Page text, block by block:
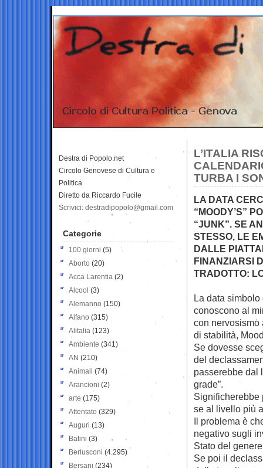
L’ITALIA
TURBA I
LA DATA
“MOODY’S”
“JUNK”. SE
STESSO, LE
DALLE
FINANZIARSI
TRADOTTO:
La data
conoscono al
con nervosismo
di stabilità,
Se dovesse
del
passerebbe dal
grade”.
Significherebbe
se al livello più
Il problema è
negativo sugli
Stato del
Se poi il
Destra di Popolo.net
Circolo Genovese di Cultura e
Politica
Diretto da Riccardo Fucile
Scrivici: destradipopolo@gmail.com
Categorie
100 giorni (5)
Aborto (20)
Acca Larentia (2)
Alcool (3)
Alemanno (150)
Alfano (315)
Alitalia (123)
Ambiente (341)
AN (210)
Animali (74)
Arancioni (2)
arte (175)
Attentato (329)
Auguri (13)
Batini (3)
Berlusconi (4.295)
Bersani (234)